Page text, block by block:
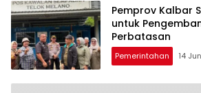
Pemprov Kalbar
untuk
Perbatasan
Pemerintahan 14